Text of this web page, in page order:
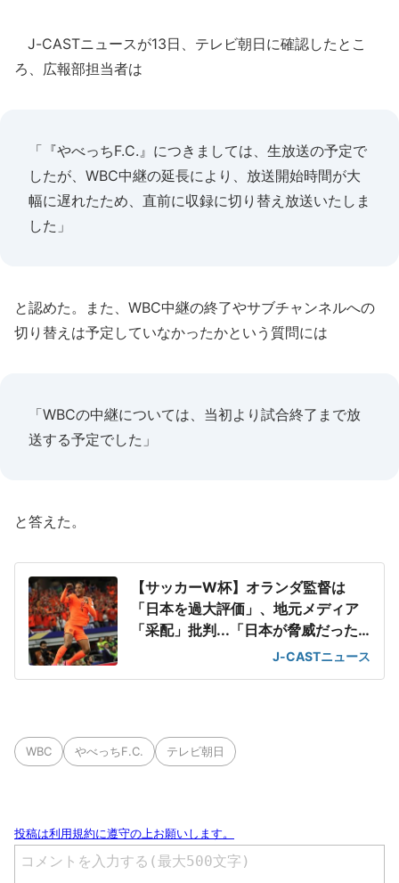
J-CASTニュースが13日、テレビ朝日に確認したとこ
ろ、広報部担当者は
「『やべっちF.C.』につきましては、生放送の予定で
したが、WBC中継の延長により、放送開始時間が大
幅に遅れたため、直前に収録に切り替え放送いたしま
した」
と認めた。また、WBC中継の終了やサブチャンネルへの
切り替えは予定していなかったかという質問には
「WBCの中継については、当初より試合終了まで放
送する予定でした」
と答えた。
【サッカーW杯】オランダ監督は
「日本を過大評価」、地元メディア
「采配」批判...「日本が脅威だった
J-CASTニュース
WBC やべっちF.C. テレビ朝日